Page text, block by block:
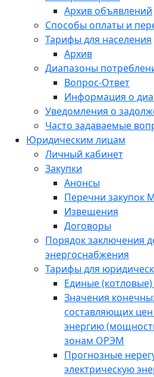
Архив объявлений
Способы оплаты и
Тарифы для населения
Архив
Диапазоны
Вопрос-Ответ
Информация о
Уведомления о
Часто задаваемые
Юридическим лицам
Личный кабинет
Закупки
Анонсы
Перечни закупок
Извещения
Договоры
Порядок заключения
энергоснабжения
Тарифы для
Единые
Значения
составляющих
энергию
зонам ОРЭМ
Прогнозные
электрическую